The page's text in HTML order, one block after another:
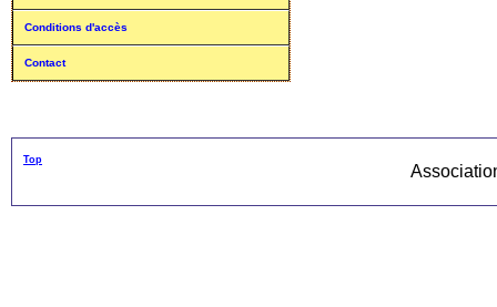
Conditions d'accès
Contact
Top